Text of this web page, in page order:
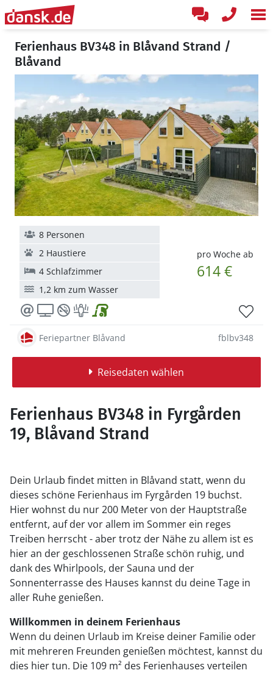
Ferienhaus BV348 in Blåvand Strand /
Blåvand
pro Woche ab
614 €
8 Personen
2 Haustiere
4 Schlafzimmer
1,2 km zum Wasser
Feriepartner Blåvand fblbv348
Reisedaten wählen
Ferienhaus BV348 in Fyrgården
19, Blåvand Strand
Dein Urlaub findet mitten in Blåvand statt, wenn du
dieses schöne Ferienhaus im Fyrgården 19 buchst.
Hier wohnst du nur 200 Meter von der Hauptstraße
entfernt, auf der vor allem im Sommer ein reges
Treiben herrscht - aber trotz der Nähe zu allem ist es
hier an der geschlossenen Straße schön ruhig, und
dank des Whirlpools, der Sauna und der
Sonnenterrasse des Hauses kannst du deine Tage in
aller Ruhe genießen.
Willkommen in deinem Ferienhaus
Wenn du deinen Urlaub im Kreise deiner Familie oder
mit mehreren Freunden genießen möchtest, kannst du
dies hier tun. Die 109 m² des Ferienhauses verteilen